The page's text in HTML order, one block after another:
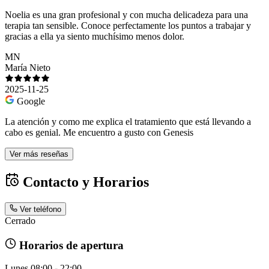
Noelia es una gran profesional y con mucha delicadeza para una
terapia tan sensible. Conoce perfectamente los puntos a trabajar y
gracias a ella ya siento muchísimo menos dolor.
MN
María Nieto
2025-11-25
Google
La atención y como me explica el tratamiento que está llevando a
cabo es genial. Me encuentro a gusto con Genesis
Ver más reseñas
Contacto y Horarios
Ver teléfono
Cerrado
Horarios de apertura